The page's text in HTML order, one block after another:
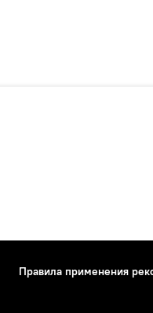
Правила применения